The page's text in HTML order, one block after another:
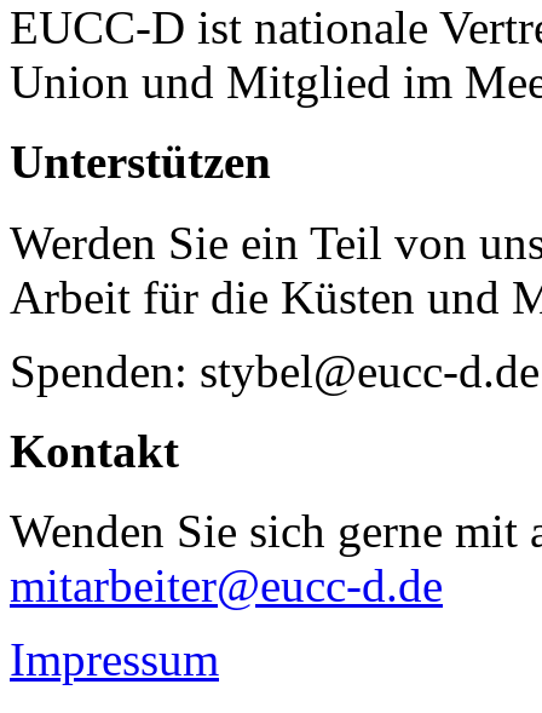
EUCC-D ist nationale
Union und Mitglied im
Unterstützen
Werden Sie ein Teil von
Arbeit für die Küsten und
Spenden: stybel@eucc-d.de
Kontakt
Wenden Sie sich gerne mit
mitarbeiter@eucc-d.de
Impressum